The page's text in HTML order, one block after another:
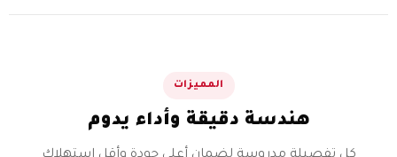
المميزات
هندسة دقيقة وأداء يدوم